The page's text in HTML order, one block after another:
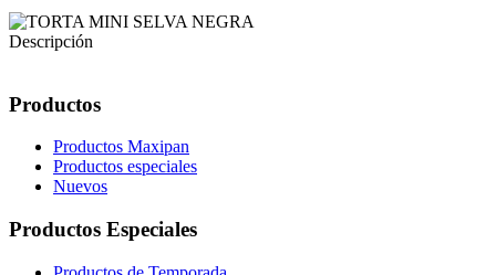
Descripción
Productos
Productos Maxipan
Productos especiales
Nuevos
Productos Especiales